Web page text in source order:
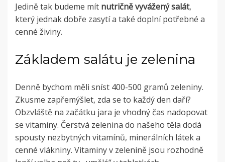
Jedině tak budeme mít nutričně vyvážený salát,
který jednak dobře zasytí a také doplní potřebné a
cenné živiny.
Základem salátu je zelenina
Denně bychom měli sníst 400-500 gramů zeleniny.
Zkusme zapřemýšlet, zda se to každý den daří?
Obzvláště na začátku jara je vhodný čas nadopovat
se vitaminy. Čerstvá zelenina do našeho těla dodá
spousty nezbytných vitamínů, minerálních látek a
cenné vlákniny. Vitaminy v zelenině jsou rozhodně